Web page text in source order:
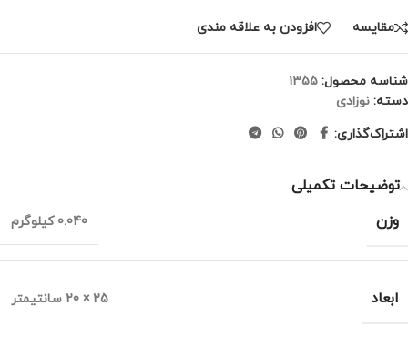
مقايسه افزودن به علاقه مندی
شناسه محصول: 1355
دسته: نوزادی
اشتراک‌گذاری:
توضیحات تکمیلی
وزن
0.040 کیلوگرم
ابعاد 25 × 20 سانتیمتر